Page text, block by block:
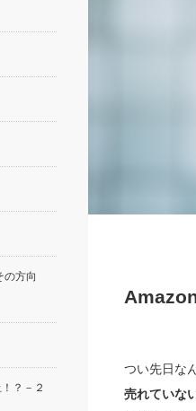
つい先日な
売れていな
の方向
？－２